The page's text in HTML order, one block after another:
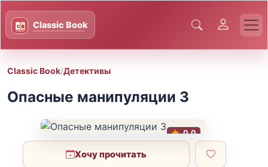
Classic Book/Детективы
Опасные манипуляции 3
0.0
Хочу прочитать